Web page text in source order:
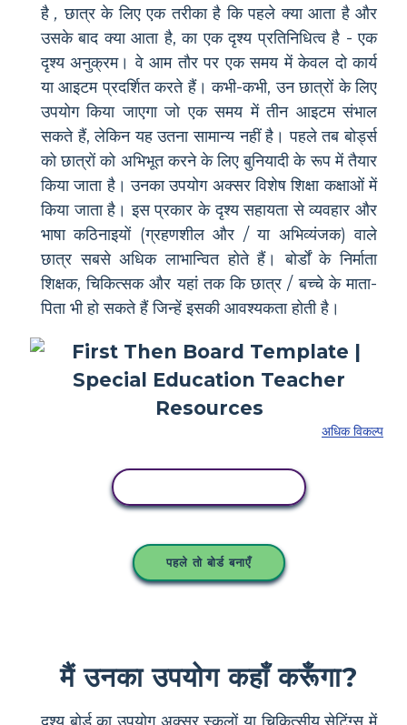
है, छात्र के लिए एक तरीका है कि पहले क्या आता है और
उसके बाद क्या आता है, का एक दृश्य प्रतिनिधित्व है - एक
दृश्य अनुक्रम। वे आम तौर पर एक समय में केवल दो कार्य
या आइटम प्रदर्शित करते हैं। कभी-कभी, उन छात्रों के लिए
उपयोग किया जाएगा जो एक समय में तीन आइटम संभाल
सकते हैं, लेकिन यह उतना सामान्य नहीं है। पहले तब बोर्ड्स
को छात्रों को अभिभूत करने के लिए बुनियादी के रूप में तैयार
किया जाता है। उनका उपयोग अक्सर विशेष शिक्षा कक्षाओं में
किया जाता है। इस प्रकार के दृश्य सहायता से व्यवहार और
भाषा कठिनाइयों (ग्रहणशील और / या अभिव्यंजक) वाले
छात्र सबसे अधिक लाभान्वित होते हैं। बोर्डों के निर्माता
शिक्षक, चिकित्सक और यहां तक कि छात्र / बच्चे के माता-
पिता भी हो सकते हैं जिन्हें इसकी आवश्यकता होती है।
अधिक विकल्प
पहले तो बोर्ड बनाएँ
मैं उनका उपयोग कहाँ करूँगा?